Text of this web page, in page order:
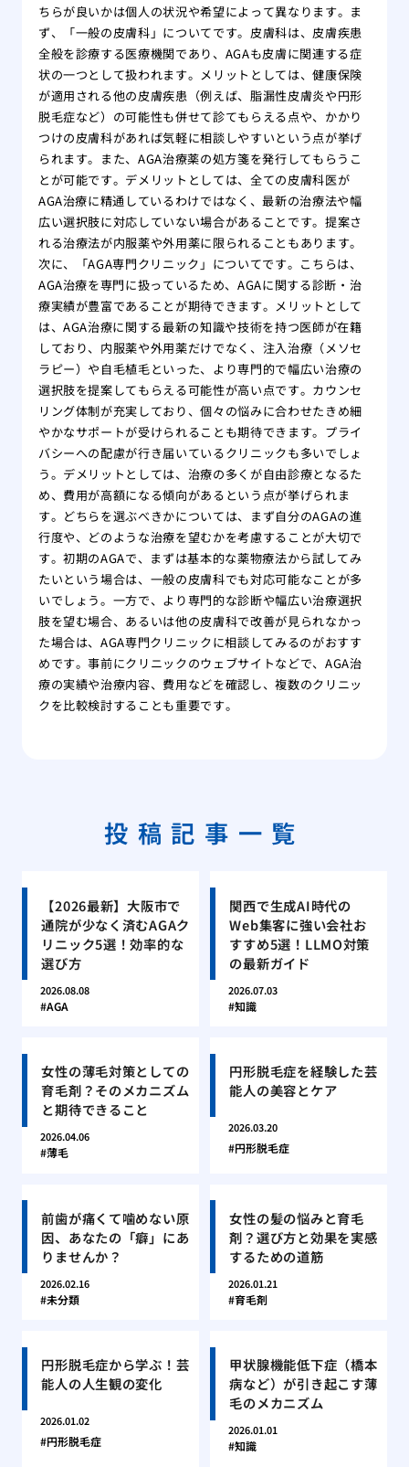
ちらが良いかは個人の状況や希望によって異なります。ま
ず、「一般の皮膚科」についてです。皮膚科は、皮膚疾患
全般を診療する医療機関であり、AGAも皮膚に関連する症
状の一つとして扱われます。メリットとしては、健康保険
が適用される他の皮膚疾患（例えば、脂漏性皮膚炎や円形
脱毛症など）の可能性も併せて診てもらえる点や、かかり
つけの皮膚科があれば気軽に相談しやすいという点が挙げ
られます。また、AGA治療薬の処方箋を発行してもらうこ
とが可能です。デメリットとしては、全ての皮膚科医が
AGA治療に精通しているわけではなく、最新の治療法や幅
広い選択肢に対応していない場合があることです。提案さ
れる治療法が内服薬や外用薬に限られることもあります。
次に、「AGA専門クリニック」についてです。こちらは、
AGA治療を専門に扱っているため、AGAに関する診断・治
療実績が豊富であることが期待できます。メリットとして
は、AGA治療に関する最新の知識や技術を持つ医師が在籍
しており、内服薬や外用薬だけでなく、注入治療（メソセ
ラピー）や自毛植毛といった、より専門的で幅広い治療の
選択肢を提案してもらえる可能性が高い点です。カウンセ
リング体制が充実しており、個々の悩みに合わせたきめ細
やかなサポートが受けられることも期待できます。プライ
バシーへの配慮が行き届いているクリニックも多いでしょ
う。デメリットとしては、治療の多くが自由診療となるた
め、費用が高額になる傾向があるという点が挙げられま
す。どちらを選ぶべきかについては、まず自分のAGAの進
行度や、どのような治療を望むかを考慮することが大切で
す。初期のAGAで、まずは基本的な薬物療法から試してみ
たいという場合は、一般の皮膚科でも対応可能なことが多
いでしょう。一方で、より専門的な診断や幅広い治療選択
肢を望む場合、あるいは他の皮膚科で改善が見られなかっ
た場合は、AGA専門クリニックに相談してみるのがおすす
めです。事前にクリニックのウェブサイトなどで、AGA治
療の実績や治療内容、費用などを確認し、複数のクリニッ
クを比較検討することも重要です。
投稿記事一覧
【2026最新】大阪市で
通院が少なく済むAGAク
リニック5選！効率的な
選び方
2026.08.08
AGA
関西で生成AI時代の
Web集客に強い会社お
すすめ5選！LLMO対策
の最新ガイド
2026.07.03
知識
女性の薄毛対策としての
育毛剤？そのメカニズム
と期待できること
2026.04.06
薄毛
円形脱毛症を経験した芸
能人の美容とケア
2026.03.20
円形脱毛症
前歯が痛くて噛めない原
因、あなたの「癖」にあ
りませんか？
2026.02.16
未分類
女性の髪の悩みと育毛
剤？選び方と効果を実感
するための道筋
2026.01.21
育毛剤
円形脱毛症から学ぶ！芸
能人の人生観の変化
2026.01.02
円形脱毛症
甲状腺機能低下症（橋本
病など）が引き起こす薄
毛のメカニズム
2026.01.01
知識